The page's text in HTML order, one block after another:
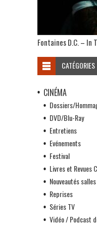
Fontaines D.C. – In
CATÉGORIES
CINÉMA
Dossiers/
DVD/Blu-Ray
Entretiens
Evénements
Festival
Livres et Revues
Nouveautés salles
Reprises
Séries TV
Vidéo / Podcast